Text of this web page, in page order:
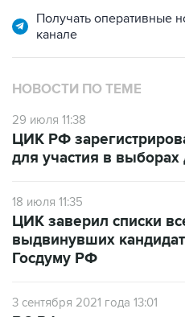
НОВОСТИ ПО ТЕМЕ
29 июля 11:38
для участия в выборах
18 июля 11:35
выдвинувших
Госдуму РФ
3 сентября 2021 года 13:01
участия в выборах в